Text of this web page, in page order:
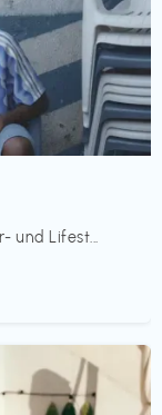
und Lifest...